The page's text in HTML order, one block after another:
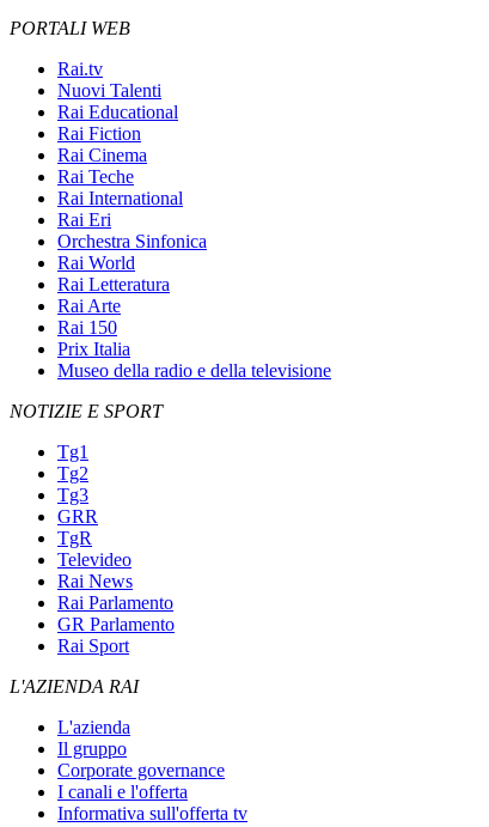
PORTALI WEB
Rai.tv
Nuovi Talenti
Rai Educational
Rai Fiction
Rai Cinema
Rai Teche
Rai International
Rai Eri
Orchestra Sinfonica
Rai World
Rai Letteratura
Rai Arte
Rai 150
Prix Italia
Museo della radio e della televisione
NOTIZIE E SPORT
Tg1
Tg2
Tg3
GRR
TgR
Televideo
Rai News
Rai Parlamento
GR Parlamento
Rai Sport
L'AZIENDA RAI
L'azienda
Il gruppo
Corporate governance
I canali e l'offerta
Informativa sull'offerta tv